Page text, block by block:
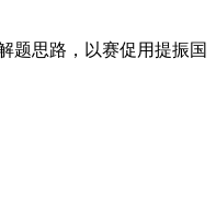
题思路，以赛促用提振国